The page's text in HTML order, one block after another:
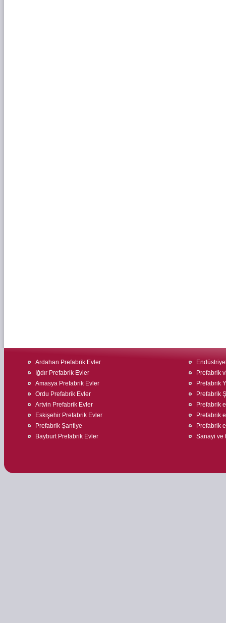
Ardahan Prefabrik Evler
Iğdır Prefabrik Evler
Amasya Prefabrik Evler
Ordu Prefabrik Evler
Artvin Prefabrik Evler
Eskişehir Prefabrik Evler
Prefabrik Şantiye
Bayburt Prefabrik Evler
Prefabrik
Prefabrik
Prefabrik
Prefabrik
Prefabrik
Prefabrik
Sanayi ve